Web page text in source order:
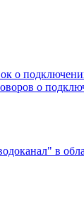
о
о
в